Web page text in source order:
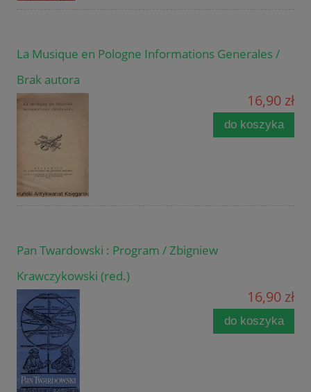
La Musique en Pologne Informations Generales /
Brak autora
16,90 zł
do koszyka
Pan Twardowski : Program / Zbigniew
Krawczykowski (red.)
16,90 zł
do koszyka